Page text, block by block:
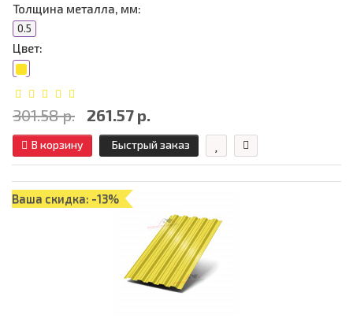
Толщина металла, мм:
0.5
Цвет:
301.58 р. 261.57 р.
В корзину Быстрый заказ
Ваша скидка: -13%